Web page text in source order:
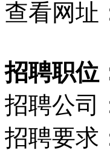
查看网址
招聘职位
招聘公司
招聘要求